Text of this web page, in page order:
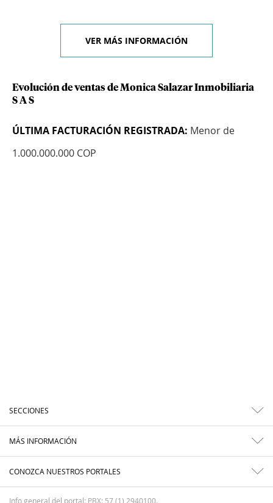
VER MÁS INFORMACIÓN
Evolución de ventas de Monica Salazar Inmobiliaria
S A S
ÚLTIMA FACTURACIÓN REGISTRADA: Menor de
1.000.000.000 COP
SECCIONES
MÁS INFORMACIÓN
CONOZCA NUESTROS PORTALES
Info general del portal: PBX: 57 (1) 2940100.